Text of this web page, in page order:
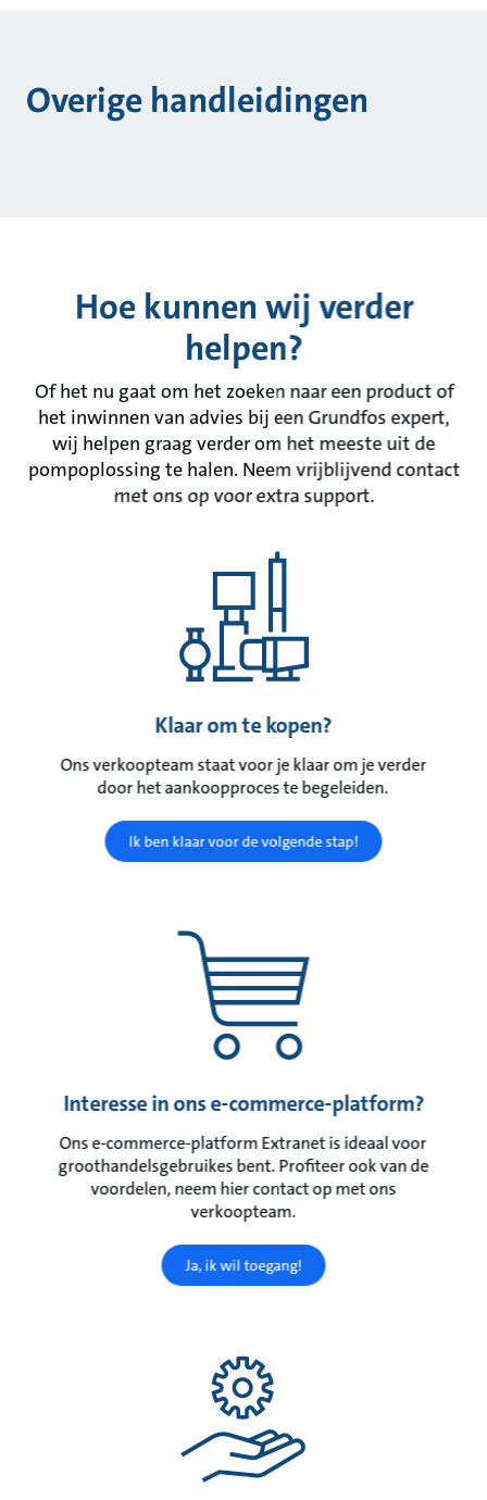
Overige handleidingen
Hoe kunnen wij verder
helpen?
Of het nu gaat om het zoeken naar een product of
het inwinnen van advies bij een Grundfos expert,
wij helpen graag verder om het meeste uit de
pompoplossing te halen. Neem vrijblijvend contact
met ons op voor extra support.
Klaar om te kopen?
Ons verkoopteam staat voor je klaar om je verder
door het aankoopproces te begeleiden.
Ik ben klaar voor de volgende stap!
Interesse in ons e-commerce-platform?
Ons e-commerce-platform Extranet is ideaal voor
groothandelsgebruikes bent. Profiteer ook van de
voordelen, neem hier contact op met ons
verkoopteam.
Ja, ik wil toegang!